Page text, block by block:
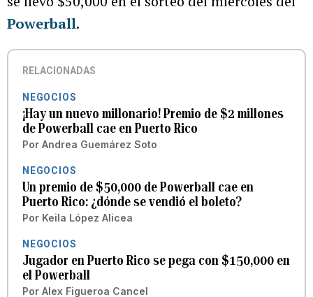
Powerball.
RELACIONADAS
NEGOCIOS
¡Hay un nuevo millonario! Premio de $2 millones
de Powerball cae en Puerto Rico
Por Andrea Guemárez Soto
NEGOCIOS
Un premio de $50,000 de Powerball cae en
Puerto Rico: ¿dónde se vendió el boleto?
Por Keila López Alicea
NEGOCIOS
Jugador en Puerto Rico se pega con $150,000 en
el Powerball
Por Alex Figueroa Cancel